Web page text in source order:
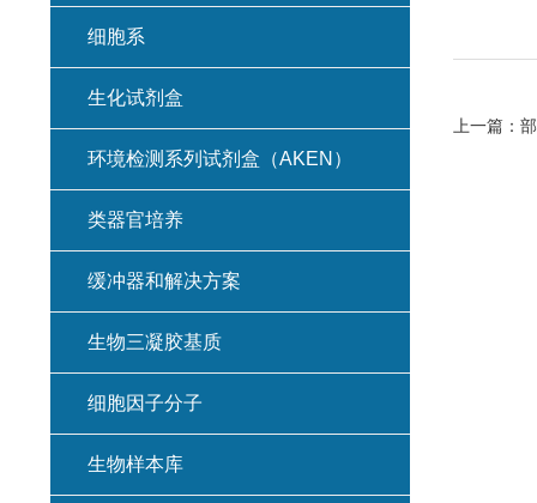
上一篇：
细胞系
生化试剂盒
环境检测系列试剂盒（AKEN）
类器官培养
缓冲器和解决方案
生物三凝胶基质
细胞因子分子
生物样本库